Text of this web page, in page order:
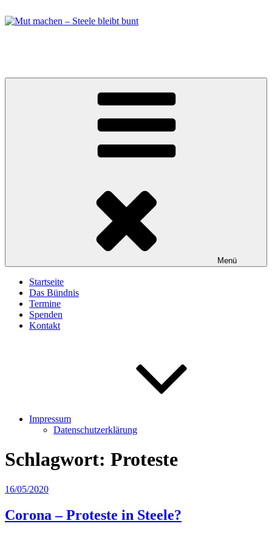
Inhalt
Menü
Startseite
Das Bündnis
Termine
Spenden
Kontakt
Impressum
Datenschutzerklärung
Schlagwort: Proteste
Veröffentlicht
16/05/2020
Corona – Proteste in Steele?